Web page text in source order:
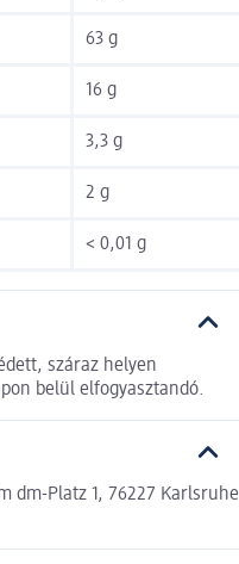
63 g
16 g
3,3 g
2 g
< 0,01 g
száraz helyen
belül elfogyasztandó.
dm-Platz 1, 76227 Karlsruhe